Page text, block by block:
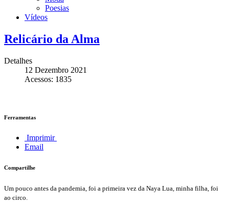
Poesias
Vídeos
Relicário da Alma
Detalhes
12 Dezembro 2021
Acessos: 1835
Ferramentas
Imprimir
Email
Compartilhe
Um pouco antes da pandemia, foi a primeira vez da Naya Lua, minha filha, foi
ao circo.